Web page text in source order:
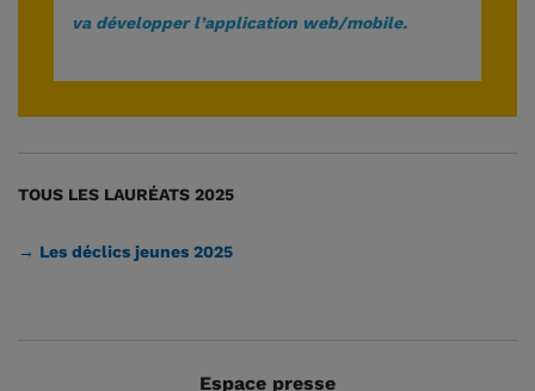
va développer l’application web/mobile.
TOUS LES LAURÉATS 2025
→ Les déclics jeunes 2025
Espace presse